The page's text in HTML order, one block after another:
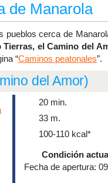
de Manarola
pueblos cerca de
el Camino del
“Caminos peatonales”.
del Amor)
20 min.
33 m.
100-110 kcal*
Condición
Fecha de apertura: